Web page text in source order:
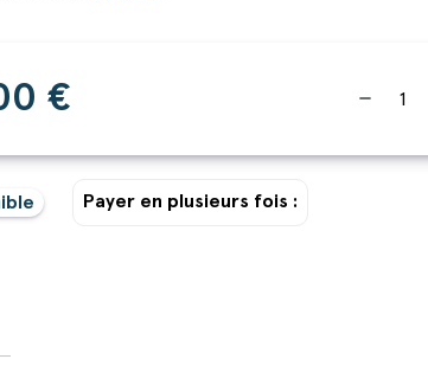
€ remove
Payer en plusieurs fois :